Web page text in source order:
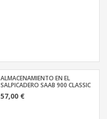
ALMACENAMIENTO EN EL
SALPICADERO SAAB 900 CLASSIC
57,00 €